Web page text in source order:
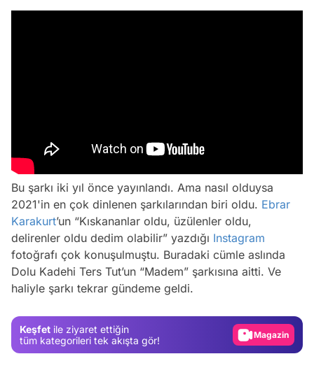
Bu şarkı iki yıl önce yayınlandı. Ama nasıl olduysa
2021'in en çok dinlenen şarkılarından biri oldu. Ebrar
Karakurt’un “Kıskananlar oldu, üzülenler oldu,
delirenler oldu dedim olabilir” yazdığı Instagram
fotoğrafı çok konuşulmuştu. Buradaki cümle aslında
Dolu Kadehi Ters Tut’un “Madem” şarkısına aitti. Ve
haliyle şarkı tekrar gündeme geldi.
Keşfet ile ziyaret ettiğin
tüm kategorileri tek akışta gör!
Video
Magazin